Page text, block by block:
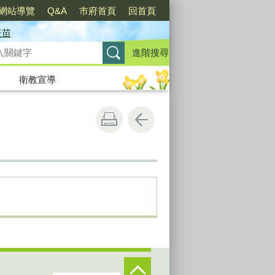
站導覽 Q&A 市府首頁 回首頁
苗
進階搜尋
衛教宣導